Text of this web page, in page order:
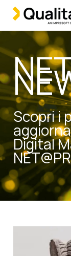
Scopri i
Digital